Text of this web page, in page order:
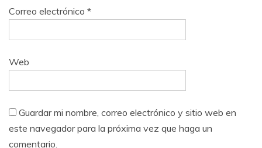
Correo electrónico *
Web
Guardar mi nombre, correo electrónico y sitio web en
este navegador para la próxima vez que haga un
comentario.